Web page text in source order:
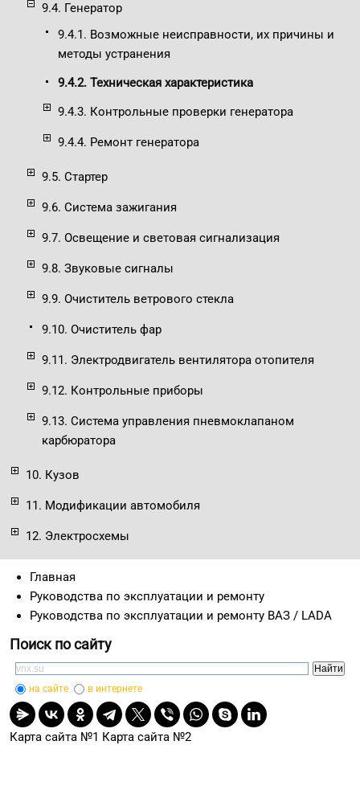
9.4. Генератор
9.4.1. Возможные неисправности, их причины и
методы устранения
9.4.2. Техническая характеристика
9.4.3. Контрольные проверки генератора
9.4.4. Ремонт генератора
9.5. Стартер
9.6. Система зажигания
9.7. Освещение и световая сигнализация
9.8. Звуковые сигналы
9.9. Очиститель ветрового стекла
9.10. Очиститель фар
9.11. Электродвигатель вентилятора отопителя
9.12. Контрольные приборы
9.13. Система управления пневмоклапаном
карбюратора
10. Кузов
11. Модификации автомобиля
12. Электросхемы
Главная
Руководства по эксплуатации и ремонту
Руководства по эксплуатации и ремонту ВАЗ / LADA
Поиск по сайту
на сайте в интернете
Карта сайта №1 Карта сайта №2